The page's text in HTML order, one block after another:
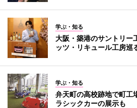
学ぶ・知る
大阪・築港のサントリ
ッツ・リキュール工房巡
学ぶ・知る
弁天町の高校跡地で町
ラシックカーの展示も